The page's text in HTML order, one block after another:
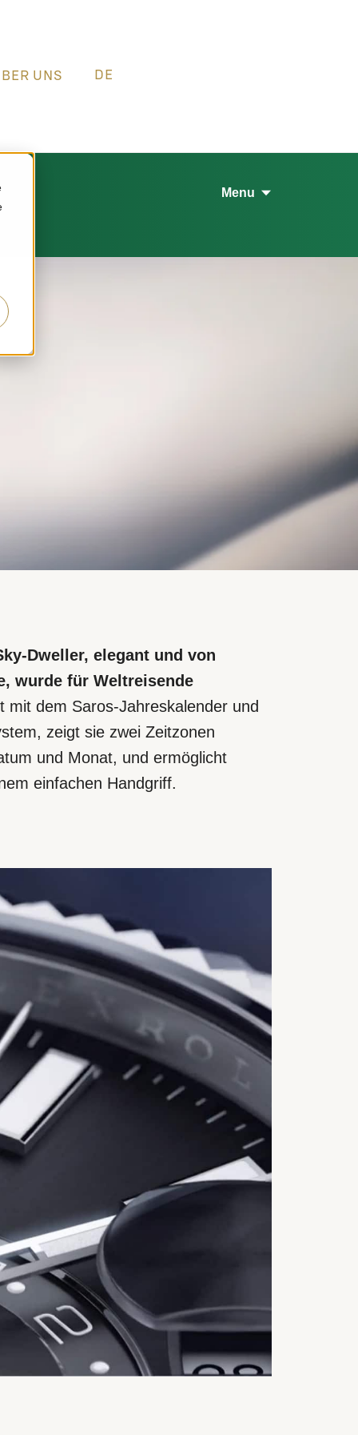
UNS DE
Menu
elegant und von
wurde für Weltreisende
mit dem Saros-Jahreskalender und
zeigt sie zwei Zeitzonen
und Monat, und ermöglicht
einfachen Handgriff.